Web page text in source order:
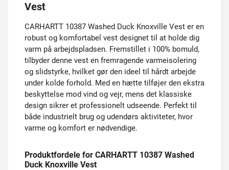
Vest
CARHARTT 10387 Washed Duck Knoxville Vest er en
robust og komfortabel vest designet til at holde dig
varm på arbejdspladsen. Fremstillet i 100% bomuld,
tilbyder denne vest en fremragende varmeisolering
og slidstyrke, hvilket gør den ideel til hårdt arbejde
under kolde forhold. Med en hætte tilføjer den ekstra
beskyttelse mod vind og vejr, mens det klassiske
design sikrer et professionelt udseende. Perfekt til
både industrielt brug og udendørs aktiviteter, hvor
varme og komfort er nødvendige.
Produktfordele for CARHARTT 10387 Washed
Duck Knoxville Vest